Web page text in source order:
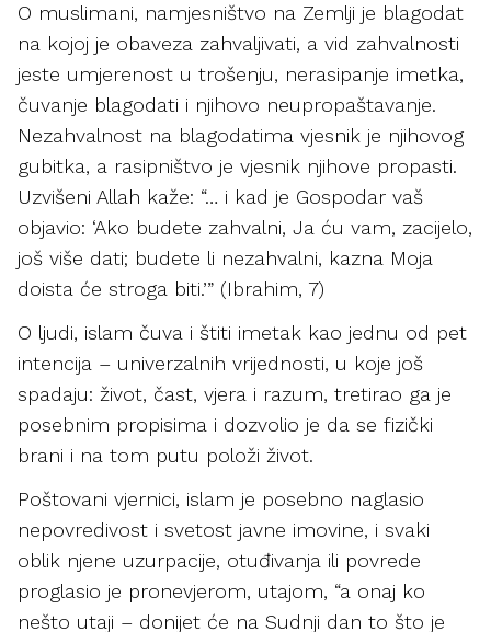
O muslimani, namjesništvo na Zemlji je blagodat
na kojoj je obaveza zahvaljivati, a vid zahvalnosti
jeste umjerenost u trošenju, nerasipanje imetka,
čuvanje blagodati i njihovo neupropaštavanje.
Nezahvalnost na blagodatima vjesnik je njihovog
gubitka, a rasipništvo je vjesnik njihove propasti.
Uzvišeni Allah kaže: “… i kad je Gospodar vaš
objavio: ‘Ako budete zahvalni, Ja ću vam, zacijelo,
još više dati; budete li nezahvalni, kazna Moja
doista će stroga biti.’” (Ibrahim, 7)
O ljudi, islam čuva i štiti imetak kao jednu od pet
intencija – univerzalnih vrijednosti, u koje još
spadaju: život, čast, vjera i razum, tretirao ga je
posebnim propisima i dozvolio je da se fizički
brani i na tom putu položi život.
Poštovani vjernici, islam je posebno naglasio
nepovredivost i svetost javne imovine, i svaki
oblik njene uzurpacije, otuđivanja ili povrede
proglasio je pronevjerom, utajom, “a onaj ko
nešto utaji – donijet će na Sudnji dan to što je